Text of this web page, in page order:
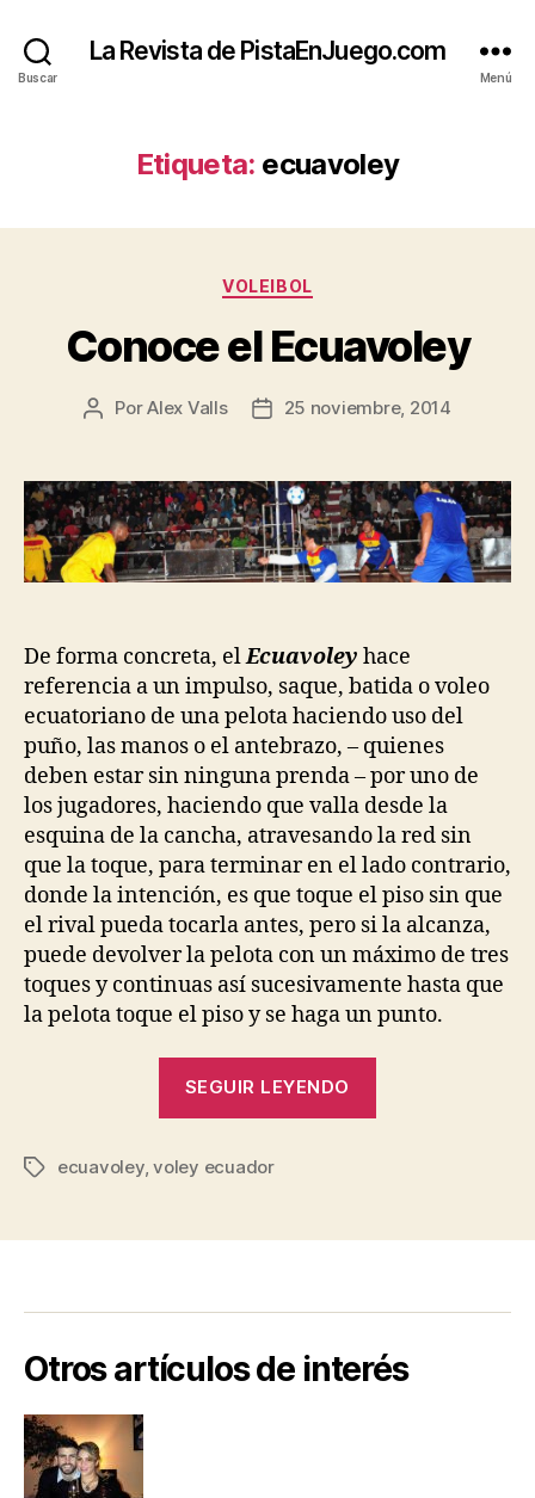
Buscar
La Revista de PistaEnJuego.com
Menú
Etiqueta: ecuavoley
Categorías
VOLEIBOL
Conoce el Ecuavoley
Autor
entrada
PorAlex Valls
Fecha
entrada
25 noviembre, 2014
De forma concreta, elEcuavoley hace
referencia a un impulso, saque, batida o voleo
ecuatoriano de una pelota haciendo uso del
puño, las manos o el antebrazo, – quienes
deben estar sin ninguna prenda – por uno de
los jugadores, haciendo que valla desde la
esquina de la cancha, atravesando la red sin
que la toque, para terminar en el lado contrario,
donde la intención, es que toque el piso sin que
el rival pueda tocarla antes, pero si la alcanza,
puede devolver la pelota con un máximo de tres
toques y continuas así sucesivamente hasta que
la pelota toque el piso y se haga un punto.
SEGUIR LEYENDO
Etiquetas
ecuavoley,voley ecuador
Otros artículos de interés